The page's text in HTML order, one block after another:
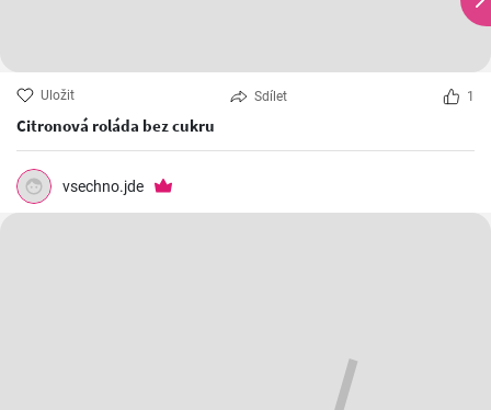
Uložit Sdílet 1
Citronová roláda bez cukru
vsechno.jde